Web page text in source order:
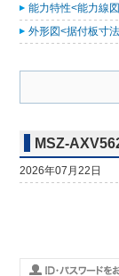
能力特性<能力線
外形図<据付板寸
MSZ-
2026年07月22日